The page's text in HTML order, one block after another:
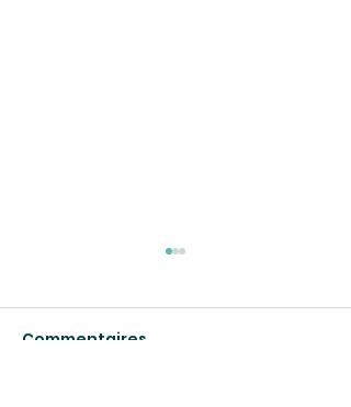
Commentaires